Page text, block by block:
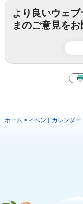
より良いウェ
まのご意見を
ホーム > イベントカレンダー